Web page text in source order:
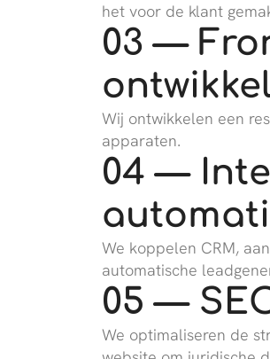
het voor de klant
03 —
Wij ontwikkelen een
apparaten.
04 —
We koppelen CRM,
automatische
05 —
We optimaliseren de